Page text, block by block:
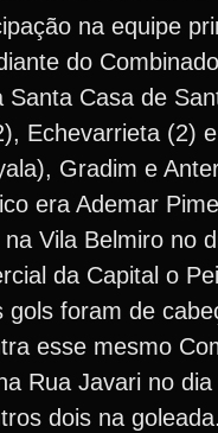
na equipe
do
Santa Casa de
Echevarrieta (2)
Gradim e
era Ademar
Vila Belmiro no
da Capital o
gols foram de
esse mesmo
Rua Javari no
dois na